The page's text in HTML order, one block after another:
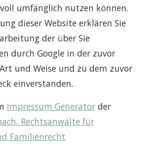
umfänglich nutzen können.
dieser Website erklären Sie
der über Sie
durch Google in der zuvor
und Weise und zu dem zuvor
einverstanden.
Impressum Generator der
Rechtsanwälte für
Familienrecht